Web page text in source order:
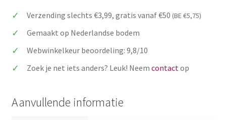
naam
en
verjaardag
aantal
Verzending slechts €3,99, gratis vanaf €50 (BE €5,75)
Gemaakt op Nederlandse bodem
Webwinkelkeur beoordeling: 9,8/10
Zoek je net iets anders? Leuk! Neem contact op
Aanvullende informatie